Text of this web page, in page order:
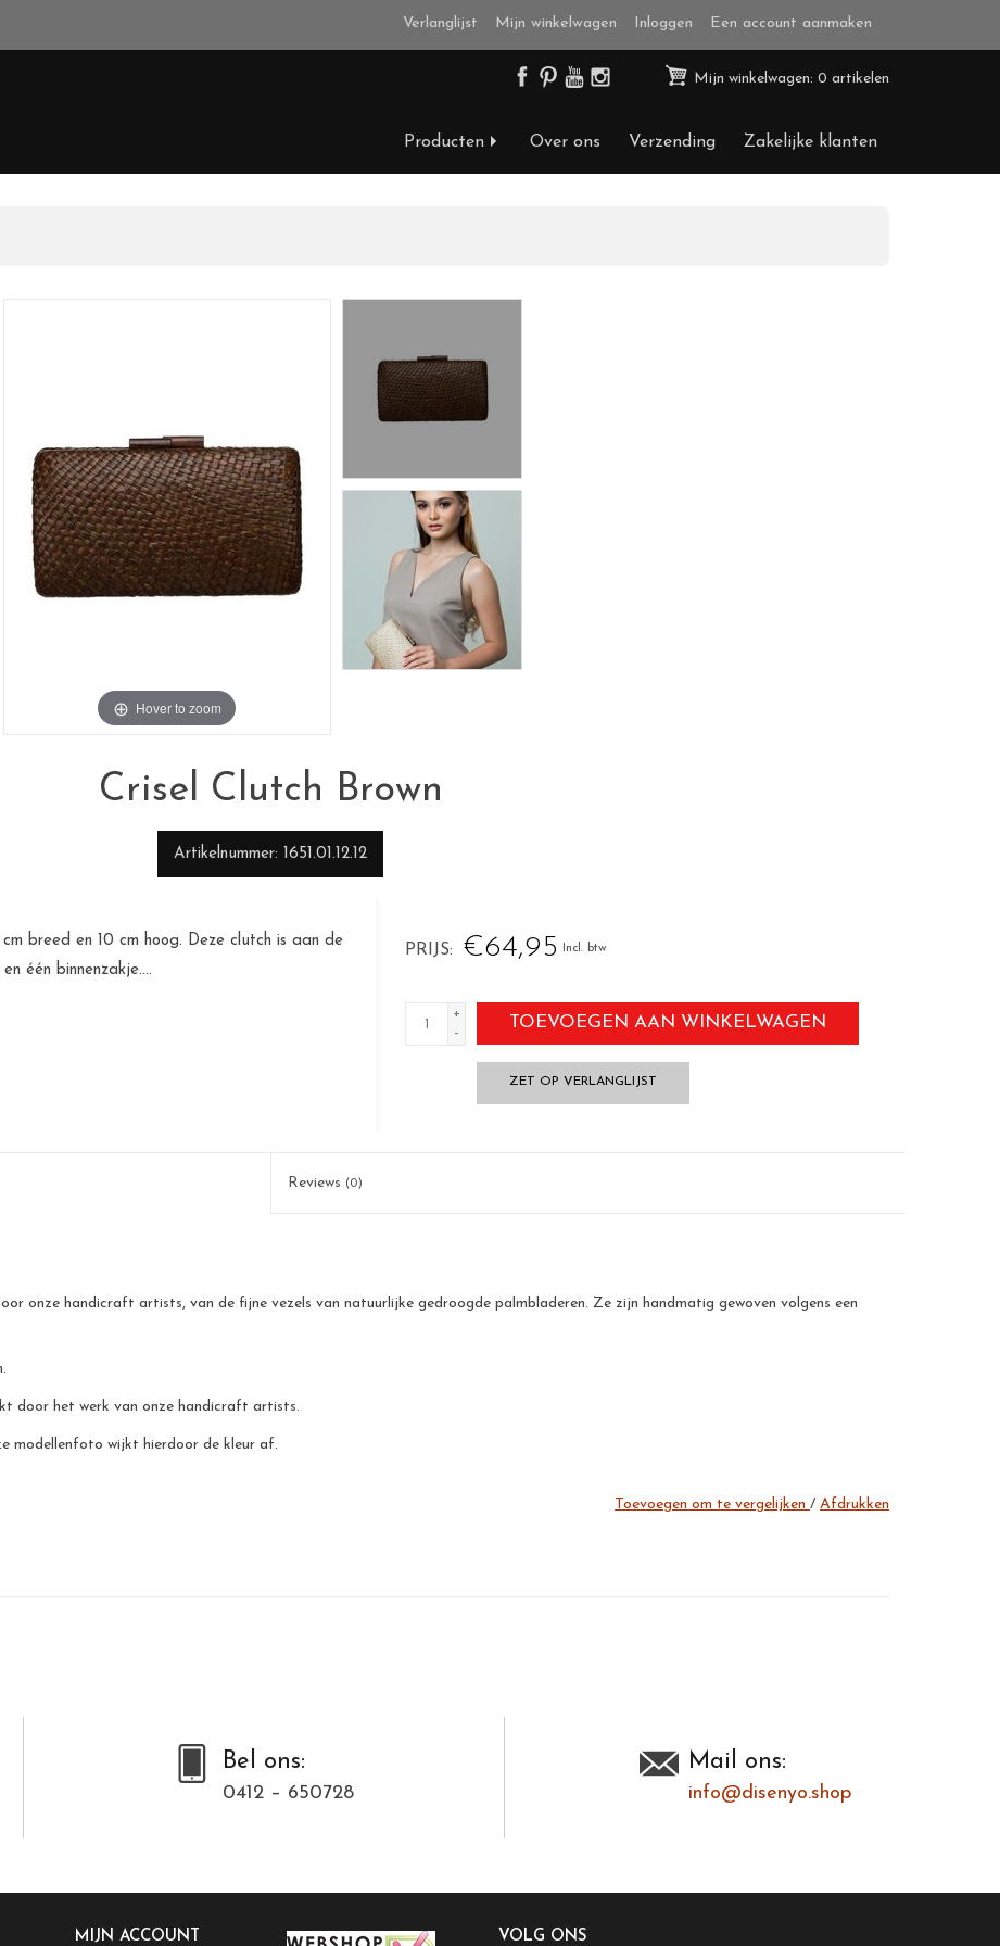
Verlanglijst Mijn winkelwagen Inloggen Een account aanmaken
Mijn winkelwagen: 0 artikelen
Producten Over ons Verzending Zakelijke klanten
Hover to zoom
Crisel Clutch Brown
Artikelnummer 1651.01.12.12
PRIJS €64,95 Incl. btw
+
-
TOEVOEGEN AAN WINKELWAGEN
ZET OP VERLANGLIJST
breed en 10 cm hoog. Deze clutch is aan de
één binnenzakje....
Reviews (0)
onze handicraft artists, van de fijne vezels van natuurlijke gedroogde palmbladeren. Ze zijn handmatig gewoven volgens een
door het werk van onze handicraft artists.
modellenfoto wijkt hierdoor de kleur af.
Toevoegen om te vergelijken / Afdrukken
Bel ons:
0412 – 650728
Mail ons:
info@disenyo.shop
MIJN ACCOUNT VOLG ONS